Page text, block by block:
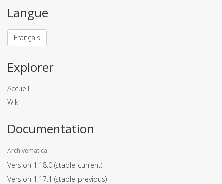
Langue
Français
Explorer
Accueil
Wiki
Documentation
Archivematica
Version 1.18.0 (stable-current)
Version 1.17.1 (stable-previous)